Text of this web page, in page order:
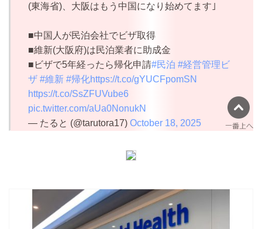
(東海省)、大阪はもう中国になり始めてます｣
■中国人が民泊会社でビザ取得
■維新(大阪府)は民泊業者に助成金
■ビザで5年経ったら帰化申請#民泊 #経営管理ビ
ザ #維新 #帰化https://t.co/gYUCFpomSN
https://t.co/SsZFUVube6
pic.twitter.com/aUa0NonukN
— たると (@tarutora17) October 18, 2025